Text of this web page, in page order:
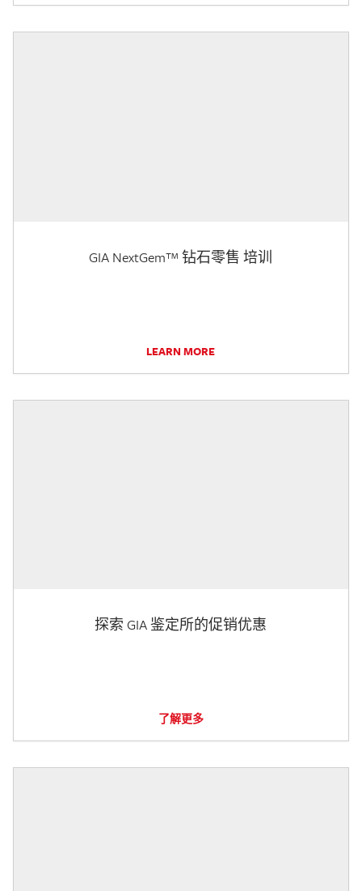
GIA NextGem™ 钻石零售 培训
LEARN MORE
探索 GIA 鉴定所的促销优惠
了解更多